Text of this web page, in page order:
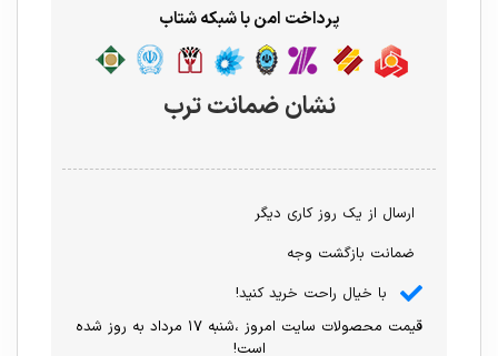
پرداخت امن با شبکه شتاب
نشان ضمانت ترب
ارسال از یک روز کاری دیگر
ضمانت بازگشت وجه
با خیال راحت خرید کنید!
قیمت محصولات سایت امروز ،شنبه ۱۷ مرداد به روز شده
است!